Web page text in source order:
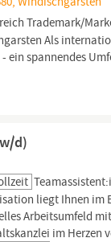
Trademark/
Als
- ein spannendes
d)
liegt Ihnen im
Arbeitsumfeld
im Herzen